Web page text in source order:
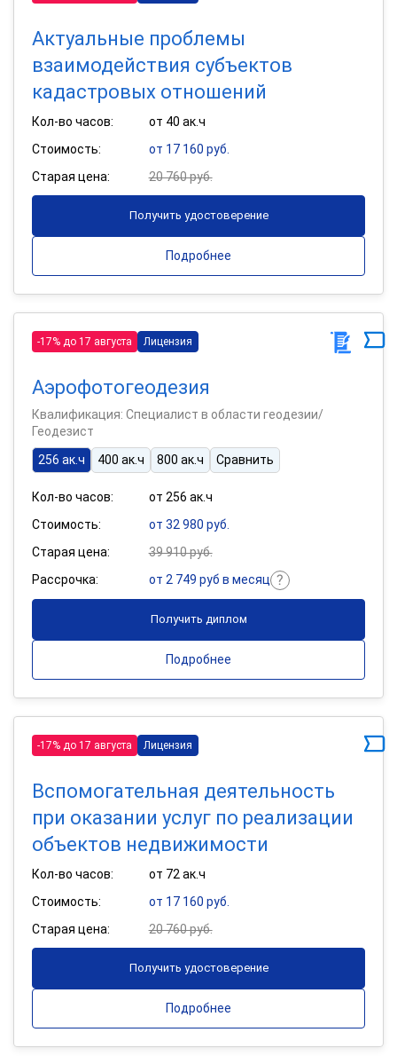
Актуальные проблемы
взаимодействия субъектов
кадастровых отношений
Кол-во часов:
от 40 ак.ч
Стоимость:
от 17 160 руб.
Старая цена:
20 760 руб.
Получить удостоверение
Подробнее
-17% до 17 августа Лицензия
Аэрофотогеодезия
Квалификация: Специалист в области геодезии/
Геодезист
256 ак.ч
400 ак.ч 800 ак.ч Сравнить
Кол-во часов:
от 256 ак.ч
Стоимость:
от 32 980 руб.
Старая цена:
39 910 руб.
Рассрочка:
от 2 749 руб в месяц
Получить диплом
Подробнее
-17% до 17 августа Лицензия
Вспомогательная деятельность
при оказании услуг по реализации
объектов недвижимости
Кол-во часов:
от 72 ак.ч
Стоимость:
от 17 160 руб.
Старая цена:
20 760 руб.
Получить удостоверение
Подробнее